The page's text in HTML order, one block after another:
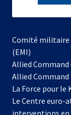
Comité
(EMI)
Allied Command
Allied
La Force pour le
Le Centre euro-